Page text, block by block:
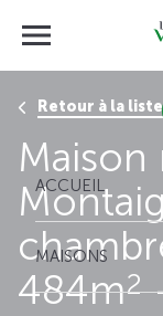
ACCUEIL
MAISONS
Retour à la
Maison
484m2